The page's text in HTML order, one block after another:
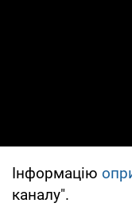
Інформацію
каналу".